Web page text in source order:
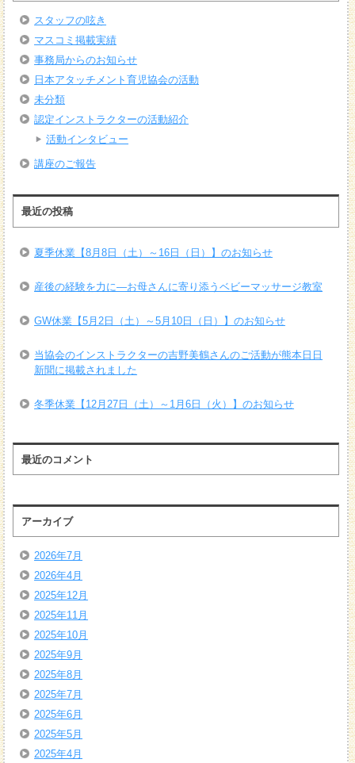
スタッフの呟き
マスコミ掲載実績
事務局からのお知らせ
日本アタッチメント育児協会の活動
未分類
認定インストラクターの活動紹介
活動インタビュー
講座のご報告
最近の投稿
夏季休業【8月8日（土）～16日（日）】のお知らせ
産後の経験を力に―お母さんに寄り添うベビーマッサージ教室
GW休業【5月2日（土）～5月10日（日）】のお知らせ
当協会のインストラクターの吉野美鶴さんのご活動が熊本日日
新聞に掲載されました
冬季休業【12月27日（土）～1月6日（火）】のお知らせ
最近のコメント
アーカイブ
2026年7月
2026年4月
2025年12月
2025年11月
2025年10月
2025年9月
2025年8月
2025年7月
2025年6月
2025年5月
2025年4月